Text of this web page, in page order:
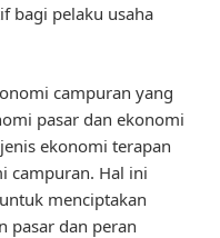
bagi pelaku usaha
campuran yang
pasar dan ekonomi
ekonomi terapan
campuran. Hal ini
menciptakan
pasar dan peran